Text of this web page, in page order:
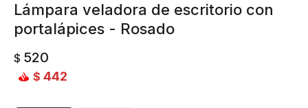
Lámpara veladora de escritorio con
portalápices - Rosado
$ 520
$ 442